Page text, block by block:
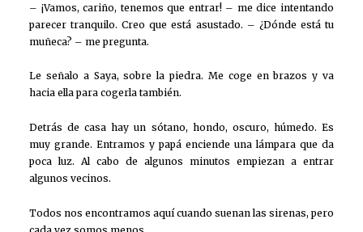
– ¡Vamos, cariño, tenemos que entrar! – me dice intentando
parecer tranquilo. Creo que está asustado. – ¿Dónde está tu
muñeca? – me pregunta.
Le señalo a Saya, sobre la piedra. Me coge en brazos y va
hacia ella para cogerla también.
Detrás de casa hay un sótano, hondo, oscuro, húmedo. Es
muy grande. Entramos y papá enciende una lámpara que da
poca luz. Al cabo de algunos minutos empiezan a entrar
algunos vecinos.
Todos nos encontramos aquí cuando suenan las sirenas, pero
cada vez somos menos.